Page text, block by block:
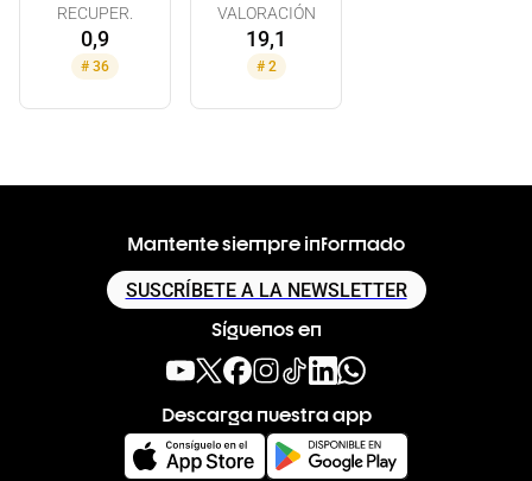
RECUPER.
0,9
# 36
VALORACIÓN
19,1
# 2
Mantente siempre informado
SUSCRÍBETE A LA NEWSLETTER
Síguenos en
Descarga nuestra app